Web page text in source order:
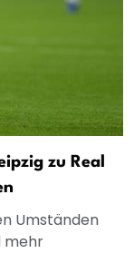
zu Real
Umständen
mehr